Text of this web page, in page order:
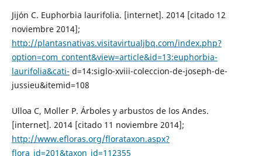
Jijón C. Euphorbia laurifolia. [internet]. 2014 [citado 12
noviembre 2014];
http://plantasnativas.visitavirtualjbq.com/index.php?
option=com_content&view=article&id=13:euphorbia-
laurifolia&cati- d=14:siglo-xviii-coleccion-de-joseph-de-
jussieu&itemid=108
Ulloa C, Moller P. Árboles y arbustos de los Andes.
[internet]. 2014 [citado 11 noviembre 2014];
http://www.efloras.org/florataxon.aspx?
flora_id=201&taxon_id=112355